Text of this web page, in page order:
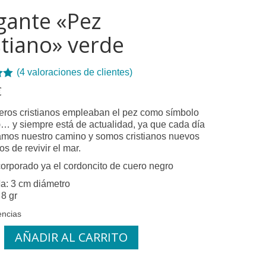
«Pez
verde
(4valoraciones de clientes)
cristianos empleaban el pez como símbolo
y siempre está de actualidad, ya que cada día
nuestro camino y somos cristianos nuevos
de revivir el mar.
ya el cordoncito de cuero negro
3 cm diámetro
gr
AÑADIR AL CARRITO